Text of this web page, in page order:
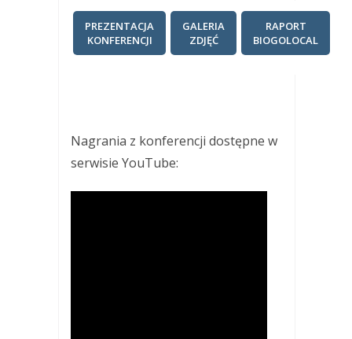
PREZENTACJA
KONFERENCJI
GALERIA
ZDJĘĆ
RAPORT
BIOGOLOCAL
Nagrania z konferencji dostępne w
serwisie YouTube: